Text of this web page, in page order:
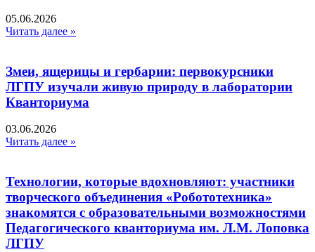
05.06.2026
Читать далее »
Змеи, ящерицы и гербарии: первокурсники
ЛГПУ изучали живую природу в лаборатории
Кванториума
03.06.2026
Читать далее »
Технологии, которые вдохновляют: участники
творческого объединения «Робототехника»
знакомятся с образовательными возможностями
Педагогического кванториума им. Л.М. Лоповка
ЛГПУ